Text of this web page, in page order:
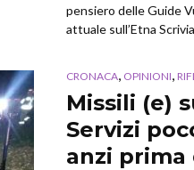
pensiero delle Guide
attuale sull’Etna
CRONACA OPINIONI
Missili (e)
Servizi
anzi